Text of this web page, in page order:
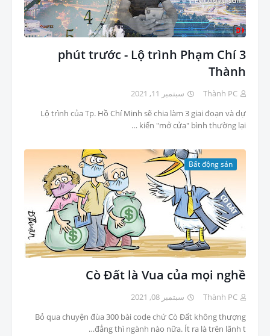
3 phút trước - Lộ trình Phạm Chí
Thành
Thành PC
سبتمبر 11, 2021
Lộ trình của Tp. Hồ Chí Minh sẽ chia làm 3 giai đoạn và dự
kiến "mở cửa" bình thường lại …
Bất động sản
Cò Đất là Vua của mọi nghề
Thành PC
سبتمبر 08, 2021
Bỏ qua chuyện đùa 300 bài code chứ Cò Đất không thượng
đẳng thì ngành nào nữa. Ít ra là trên lãnh t…